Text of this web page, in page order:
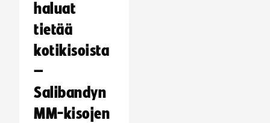
haluat
tietää
kotikisoista
–
Salibandyn
MM-kisojen